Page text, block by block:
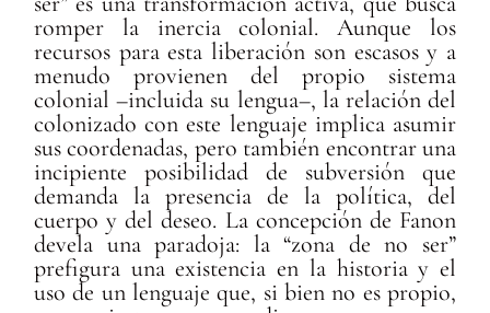
romper la inercia colonial. Aunque los
recursos para esta liberación son escasos y a
menudo provienen del propio sistema
colonial –incluida su lengua–, la relación del
colonizado con este lenguaje implica asumir
sus coordenadas, pero también encontrar una
incipiente posibilidad de subversión que
demanda la presencia de la política, del
cuerpo y del deseo. La concepción de Fanon
devela una paradoja: la “zona de no ser”
prefigura una existencia en la historia y el
uso de un lenguaje que, si bien no es propio,